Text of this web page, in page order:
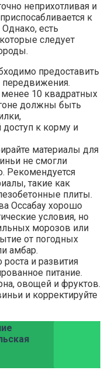
неприхотливая и
к
есть
следует
предоставить
передвижения.
10 квадратных
должны быть
к корму и
материалы для
не смогли
Рекомендуется
такие как
плиты.
Оссабау хорошо
условия, но
морозов или
от погодных
амбар.
и развития
питание.
овощей и фруктов.
и корректируйте